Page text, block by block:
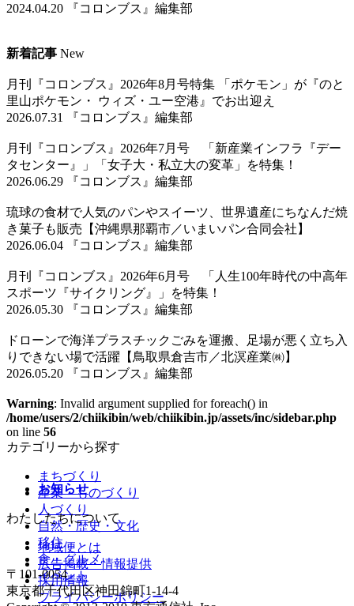
2024.04.20 『コロンブス』編集部
新着記事 New
月刊『コロンブス』2026年8月号特集 「ポケモン」が『のと
里山ポケモン・ ウィズ・ユー空港』でお出迎え
2026.07.31 『コロンブス』編集部
月刊『コロンブス』2026年7月号 「新産業インフラ『デー
タセンター』」「女子大・私立大の変革」を特集！
2026.06.29 『コロンブス』編集部
琉球の食材で人気のパンやスイーツ、世界遺産にちなんだ焼
き菓子も販売【沖縄県那覇市／いまいパン合同会社】
2026.06.04 『コロンブス』編集部
月刊『コロンブス』2026年6月号 「人生100年時代の中高年
スポーツ『サイクリング』」を特集！
2026.05.30 『コロンブス』編集部
ドローンで海洋プラスチックごみを運搬、足場が悪く立ち入
りできない場で活躍【鳥取県倉吉市／北溟産業㈱】
2026.05.20 『コロンブス』編集部
Warning: Invalid argument supplied for foreach() in
/home/users/2/chiikibin/web/chiikibin.jp/assets/inc/sidebar.php
on line 56
カテゴリーから探す
まちづくり
産業・ものづくり
人づくり
自然・歴史・文化
移住
食・グルメ
イベント
お知らせ
わたしたちについて
地域便とは
広告掲載・情報提供
採用情報
プライバシーポリシー
〒101-0054
東京都千代田区神田錦町1-14-4